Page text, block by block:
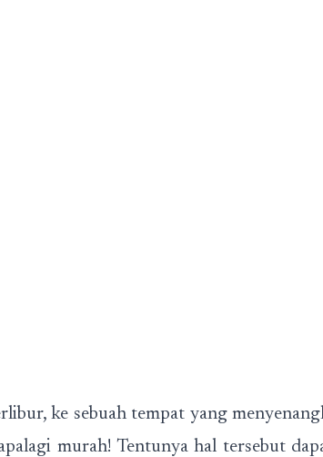
ke sebuah tempat yang
murah! Tentunya hal tersebut